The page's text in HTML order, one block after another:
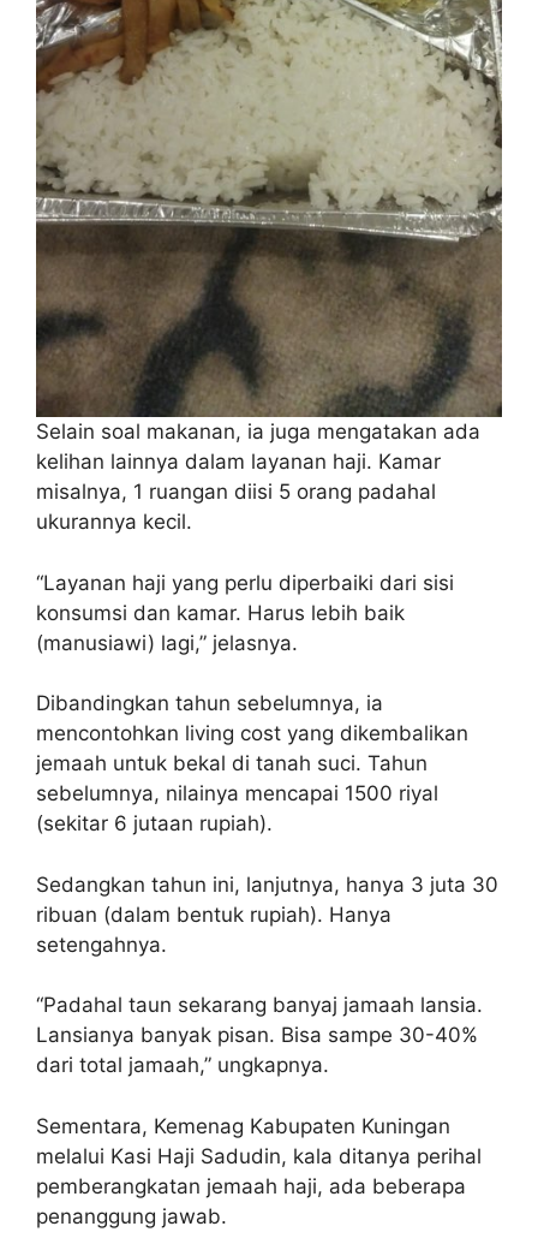
Selain soal makanan, ia juga mengatakan ada
kelihan lainnya dalam layanan haji. Kamar
misalnya, 1 ruangan diisi 5 orang padahal
ukurannya kecil.
“Layanan haji yang perlu diperbaiki dari sisi
konsumsi dan kamar. Harus lebih baik
(manusiawi) lagi,” jelasnya.
Dibandingkan tahun sebelumnya, ia
mencontohkan living cost yang dikembalikan
jemaah untuk bekal di tanah suci. Tahun
sebelumnya, nilainya mencapai 1500 riyal
(sekitar 6 jutaan rupiah).
Sedangkan tahun ini, lanjutnya, hanya 3 juta 30
ribuan (dalam bentuk rupiah). Hanya
setengahnya.
“Padahal taun sekarang banyaj jamaah lansia.
Lansianya banyak pisan. Bisa sampe 30-40%
dari total jamaah,” ungkapnya.
Sementara, Kemenag Kabupaten Kuningan
melalui Kasi Haji Sadudin, kala ditanya perihal
pemberangkatan jemaah haji, ada beberapa
penanggung jawab.